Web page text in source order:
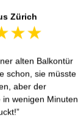
Zürich
alten Balkontür
schon, sie müsste
aber der
wenigen Minuten